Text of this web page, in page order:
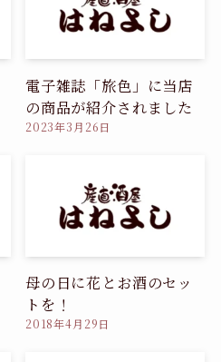
電子雑誌「旅色」に当店
の商品が紹介されました
2023年3月26日
母の日に花とお酒のセッ
トを！
2018年4月29日